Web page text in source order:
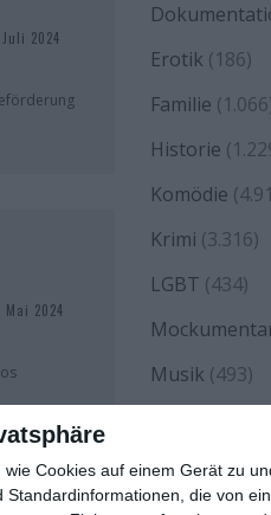
Cookies auf einem Gerät zu
die von
2024
Mai 2024
Erotik (186)
Familie
Historie
Komödie
Krimi (3.316)
LGBT (434)
Musik (493)
Reality TV/
Romanze